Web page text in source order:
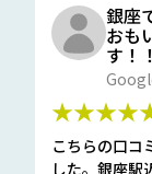
銀座
おも
す！！
こちらの口コ
した。銀座駅